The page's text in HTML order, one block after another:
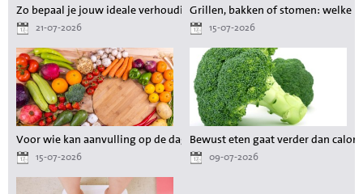
Zo bepaal je jouw ideale verhouding aan voedingsstoffen tijdens het
21-07-2026
Grillen, bakken of stomen: welke
15-07-2026
Voor wie kan aanvulling op de dagelijkse voeding waardevol zijn?
15-07-2026
Bewust eten gaat verder dan
09-07-2026